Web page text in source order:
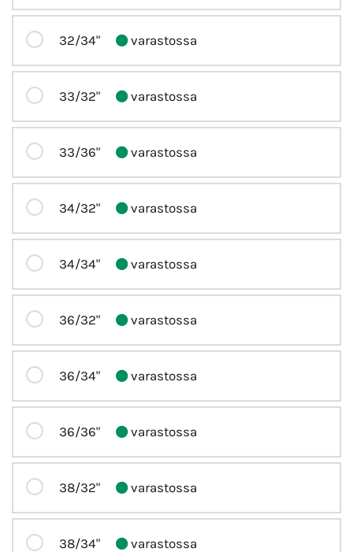
32/34" varastossa
33/32" varastossa
33/36" varastossa
34/32" varastossa
34/34" varastossa
36/32" varastossa
36/34" varastossa
36/36" varastossa
38/32" varastossa
38/34" varastossa